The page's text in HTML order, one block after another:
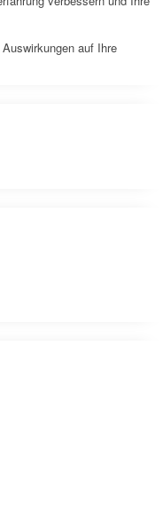
auf Ihre